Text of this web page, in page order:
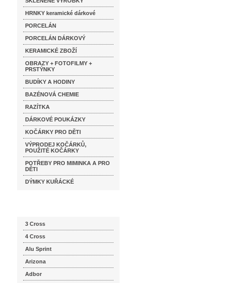
HRNKY keramické dárkové
PORCELÁN
PORCELÁN DÁRKOVÝ
KERAMICKÉ ZBOŽÍ
OBRAZY + FOTOFILMY +
PRSTÝNKY
BUDÍKY A HODINY
BAZÉNOVÁ CHEMIE
RAZÍTKA
DÁRKOVÉ POUKÁZKY
KOČÁRKY PRO DĚTI
VÝPRODEJ KOČÁRKŮ,
POUŽITÉ KOČÁRKY
POTŘEBY PRO MIMINKA A PRO
DĚTI
DÝMKY KUŘÁCKÉ
3 Cross
4 Cross
Alu Sprint
Arizona
Adbor